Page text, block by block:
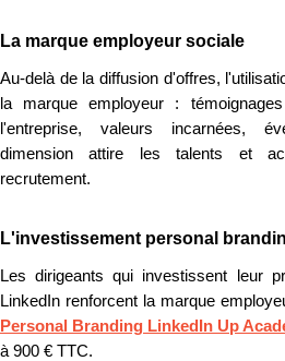
La marque employeur sociale
Au-delà de la diffusion d'offres,
la marque employeur :
l'entreprise, valeurs incarnées,
dimension attire les talents et
recrutement.
L'investissement personal
Les dirigeants qui investissent leur
LinkedIn renforcent la marque
Personal Branding LinkedIn Up
à 900 € TTC.